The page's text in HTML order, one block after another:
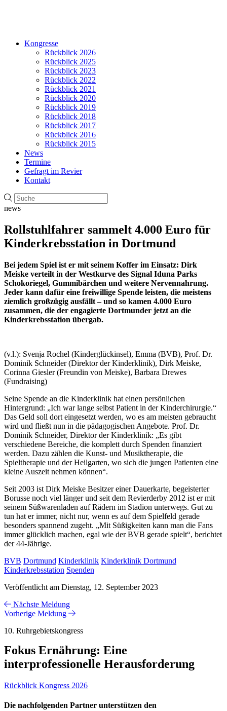
Kongresse
Rückblick 2026
Rückblick 2025
Rückblick 2023
Rückblick 2022
Rückblick 2021
Rückblick 2020
Rückblick 2019
Rückblick 2018
Rückblick 2017
Rückblick 2016
Rückblick 2015
News
Termine
Gefragt im Revier
Kontakt
news
Rollstuhlfahrer sammelt 4.000 Euro für
Kinderkrebsstation in Dortmund
Bei jedem Spiel ist er mit seinem Koffer im Einsatz: Dirk
Meiske verteilt in der Westkurve des Signal Iduna Parks
Schokoriegel, Gummibärchen und weitere Nervennahrung.
Jeder kann dafür eine freiwillige Spende leisten, die meistens
ziemlich großzügig ausfällt – und so kamen 4.000 Euro
zusammen, die der engagierte Dortmunder jetzt an die
Kinderkrebsstation übergab.
(v.l.): Svenja Rochel (Kinderglückinsel), Emma (BVB), Prof. Dr.
Dominik Schneider (Direktor der Kinderklinik), Dirk Meiske,
Corinna Giesler (Freundin von Meiske), Barbara Drewes
(Fundraising)
Seine Spende an die Kinderklinik hat einen persönlichen
Hintergrund: „Ich war lange selbst Patient in der Kinderchirurgie.“
Das Geld soll dort eingesetzt werden, wo es am meisten gebraucht
wird und fließt nun in die pädagogischen Angebote. Prof. Dr.
Dominik Schneider, Direktor der Kinderklinik: „Es gibt
verschiedene Bereiche, die komplett durch Spenden finanziert
werden. Dazu zählen die Kunst- und Musiktherapie, die
Spieltherapie und der Heilgarten, wo sich die jungen Patienten eine
kleine Auszeit nehmen können“.
Seit 2003 ist Dirk Meiske Besitzer einer Dauerkarte, begeisterter
Borusse noch viel länger und seit dem Revierderby 2012 ist er mit
seinem Süßwarenladen auf Rädern im Stadion unterwegs. Gut zu
tun hat er immer, nicht nur, wenn es auf dem Spielfeld gerade
besonders spannend zugeht. „Mit Süßigkeiten kann man die Fans
immer glücklich machen, egal wie der BVB gerade spielt“, berichtet
der 44-Jährige.
BVB Dortmund Kinderklinik Kinderklinik Dortmund
Kinderkrebsstation Spenden
Veröffentlicht am Dienstag, 12. September 2023
Nächste Meldung
Vorherige Meldung
10. Ruhrgebietskongress
Fokus Ernährung: Eine
interprofessionelle Herausforderung
Rückblick Kongress 2026
Die nachfolgenden Partner unterstützen den